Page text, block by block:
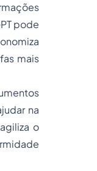
pode
mais
na
o